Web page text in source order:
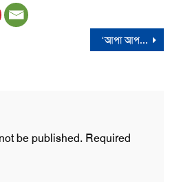
‘আপা আপনি ঘাবড়ালে আমরা দুর্বল হয়ে যাই’ বলা বরগুনার সেই আওয়ামী লীগ নেতা গ্রেফতার
be published. Required